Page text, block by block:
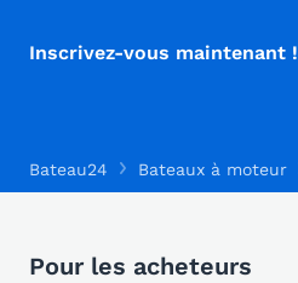
Inscrivez-vous maintenant !
Bateau24 Bateaux à moteur
Pour les acheteurs